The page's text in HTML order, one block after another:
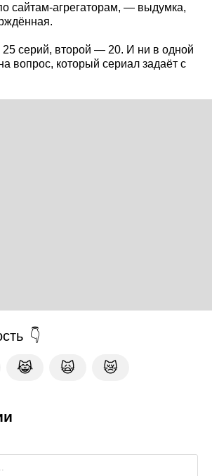
сайтам-агрегаторам, — выдумка,
серий, второй — 20. И ни в одной
вопрос, который сериал задаёт с
😹 🙀 😿